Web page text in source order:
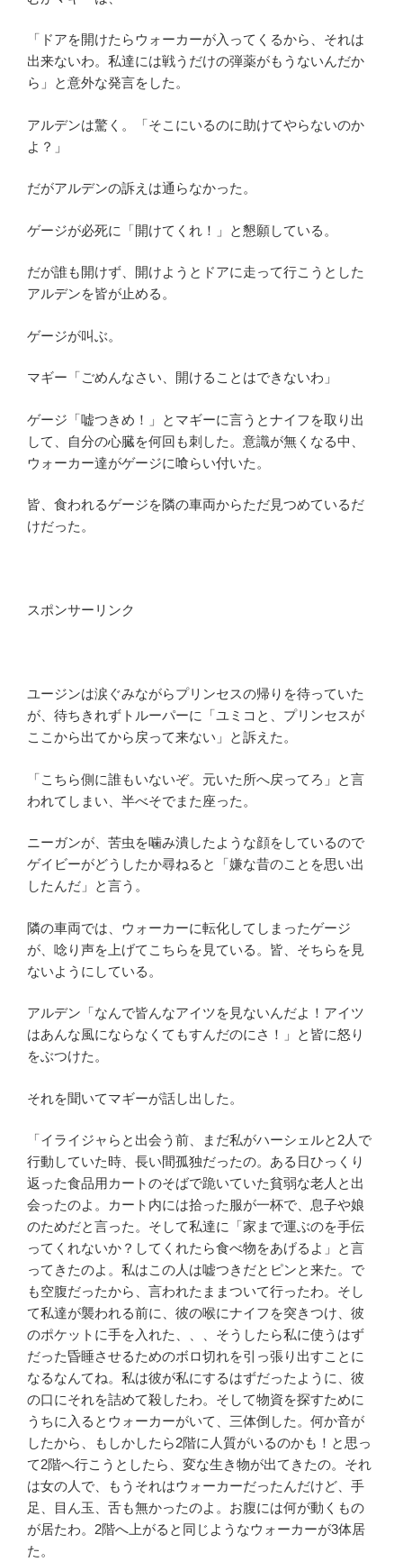
「ドアを開けたらウォーカーが入ってくるから、それは
出来ないわ。私達には戦うだけの弾薬がもうないんだか
ら」と意外な発言をした。
アルデンは驚く。「そこにいるのに助けてやらないのか
よ？」
だがアルデンの訴えは通らなかった。
ゲージが必死に「開けてくれ！」と懇願している。
だが誰も開けず、開けようとドアに走って行こうとした
アルデンを皆が止める。
ゲージが叫ぶ。
マギー「ごめんなさい、開けることはできないわ」
ゲージ「嘘つきめ！」とマギーに言うとナイフを取り出
して、自分の心臓を何回も刺した。意識が無くなる中、
ウォーカー達がゲージに喰らい付いた。
皆、食われるゲージを隣の車両からただ見つめているだ
けだった。
スポンサーリンク
ユージンは涙ぐみながらプリンセスの帰りを待っていた
が、待ちきれずトルーパーに「ユミコと、プリンセスが
ここから出てから戻って来ない」と訴えた。
「こちら側に誰もいないぞ。元いた所へ戻ってろ」と言
われてしまい、半べそでまた座った。
ニーガンが、苦虫を噛み潰したような顔をしているので
ゲイビーがどうしたか尋ねると「嫌な昔のことを思い出
したんだ」と言う。
隣の車両では、ウォーカーに転化してしまったゲージ
が、唸り声を上げてこちらを見ている。皆、そちらを見
ないようにしている。
アルデン「なんで皆んなアイツを見ないんだよ！アイツ
はあんな風にならなくてもすんだのにさ！」と皆に怒り
をぶつけた。
それを聞いてマギーが話し出した。
「イライジャらと出会う前、まだ私がハーシェルと2人で
行動していた時、長い間孤独だったの。ある日ひっくり
返った食品用カートのそばで跪いていた貧弱な老人と出
会ったのよ。カート内には拾った服が一杯で、息子や娘
のためだと言った。そして私達に「家まで運ぶのを手伝
ってくれないか？してくれたら食べ物をあげるよ」と言
ってきたのよ。私はこの人は嘘つきだとピンと来た。で
も空腹だったから、言われたままついて行ったわ。そし
て私達が襲われる前に、彼の喉にナイフを突きつけ、彼
のポケットに手を入れた、、、そうしたら私に使うはず
だった昏睡させるためのボロ切れを引っ張り出すことに
なるなんてね。私は彼が私にするはずだったように、彼
の口にそれを詰めて殺したわ。そして物資を探すために
うちに入るとウォーカーがいて、三体倒した。何か音が
したから、もしかしたら2階に人質がいるのかも！と思っ
て2階へ行こうとしたら、変な生き物が出てきたの。それ
は女の人で、もうそれはウォーカーだったんだけど、手
足、目ん玉、舌も無かったのよ。お腹には何が動くもの
が居たわ。2階へ上がると同じようなウォーカーが3体居
た。